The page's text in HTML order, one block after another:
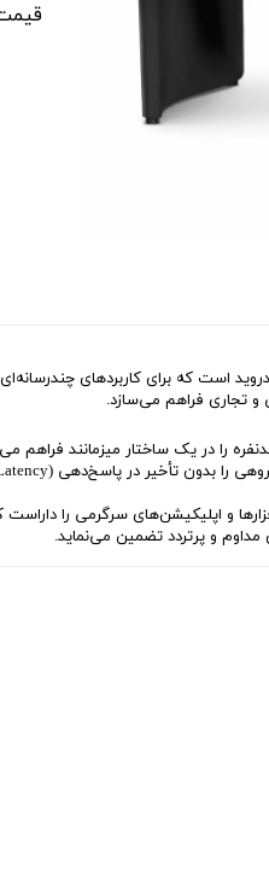
است که برای کاربردهای
و تجاری فراهم می‌سازد.
را در یک ساختار میز‌مانند
و اپلیکیشن‌های سرگرمی را
مداوم و پرتردد تضمین می‌نماید.